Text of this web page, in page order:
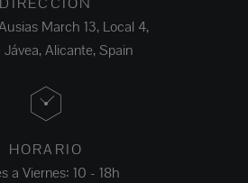
March 13, Local 4,
Alicante, Spain
HORARIO
a Viernes: 10 - 18h